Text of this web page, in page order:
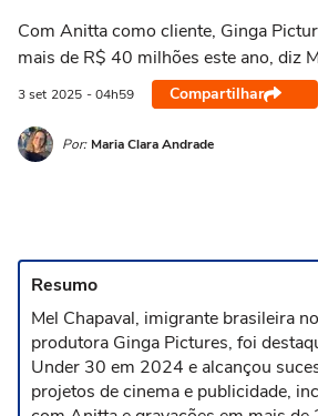
Com Anitta como cliente, Ginga
mais de R$ 40 milhões este ano, diz
3 set 2025 - 04h59 Compartilhar
Por: Maria Clara Andrade
Resumo
Mel Chapaval, imigrante brasileira
produtora Ginga Pictures, foi
Under 30 em 2024 e alcançou
projetos de cinema e publicidade,